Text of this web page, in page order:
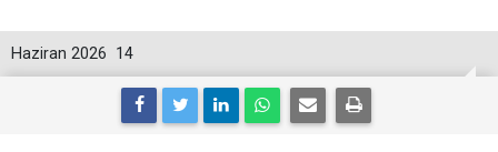
14
Haziran 2026